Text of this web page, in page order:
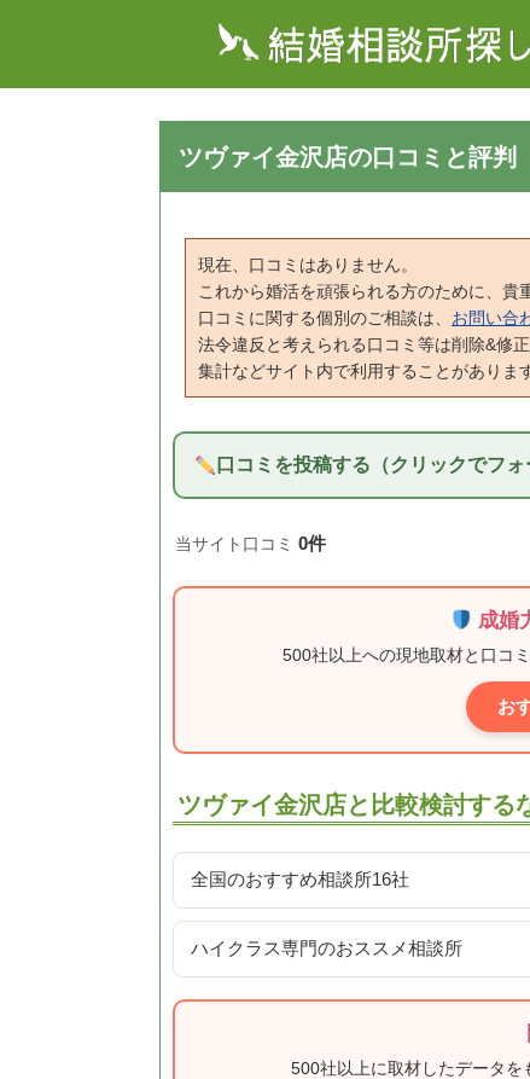
ツヴァイ金沢店の口コミと評判
現在、口コミはありません。
これから婚活を頑張られる方のために、貴
口コミに関する個別のご相談は、 お問い合
法令違反と考えられる口コミ等は削除&修
集計などサイト内で利用することがあります
口コミを投稿する（クリックでフォ
当サイト口コミ 0件
成婚
500社以上への現地取材と口コ
お
ツヴァイ金沢店と比較検討する
全国のおすすめ相談所16社
ハイクラス専門のおススメ相談所
500社以上に取材したデータを